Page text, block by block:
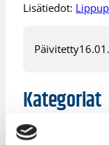
Lisätiedot:
Päivitetty
Kategoriat